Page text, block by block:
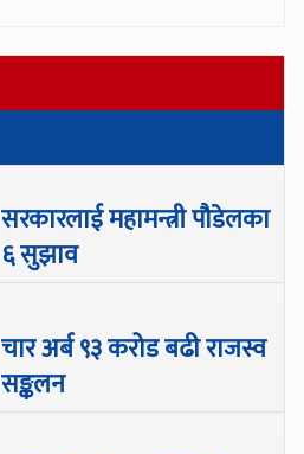
सरकारलाई महामन्त्री पौडेलका
६ सुझाव
चार अर्ब ९३ करोड बढी राजस्व
सङ्कलन